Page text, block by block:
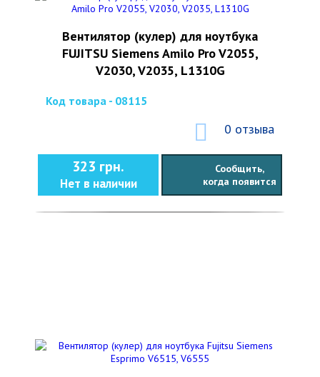
Вентилятор (кулер) для ноутбука
FUJITSU Siemens Amilo Pro V2055,
V2030, V2035, L1310G
Код товара - 08115
0 отзыва
323 грн.
Нет в наличии
Сообщить,
когда появится